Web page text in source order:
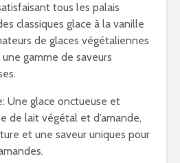
tous les palais
classiques glace à la vanille
de glaces végétaliennes
gamme de saveurs
Une glace onctueuse et
de lait végétal et d’amande,
et une saveur uniques pour